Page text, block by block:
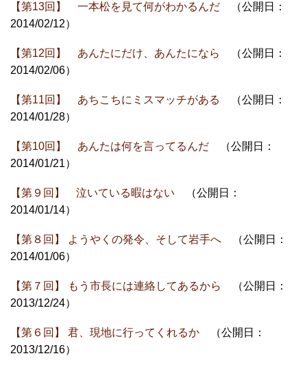
【第13回】 一本松を見て何がわかるんだ （公開日：
2014/02/12）
【第12回】 あんたにだけ、あんたになら
（公開日：
2014/02/06）
【第11回】 あちこちにミスマッチがある
（公開日：
2014/01/28）
【第10回】 あんたは何を言ってるんだ （公開日：
2014/01/21）
【第９回】 泣いている暇はない （公開日：
2014/01/14）
【第８回】 ようやくの発令、そして岩手へ （公開日：
2014/01/06）
【第７回】 もう市長には連絡してあるから
（公開日：
2013/12/24）
【第６回】 君、現地に行ってくれるか （公開日：
2013/12/16）